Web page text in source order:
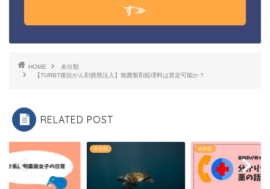
す≫
HOME
未分類
【TURBT後抗がん剤膀胱注入】無菌製剤処理料は算定可能か？
RELATED POST
未分類 未分類